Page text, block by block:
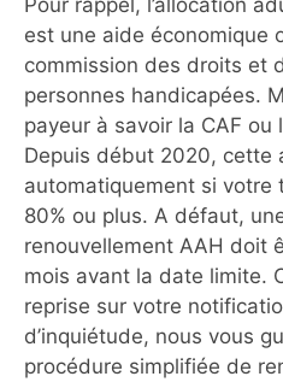
Pour rappel, l’allocation
est une aide économique
commission des droits et
personnes handicapées.
payeur à savoir la CAF ou
Depuis début 2020, cette
automatiquement si votre
80% ou plus. A défaut,
renouvellement AAH doit
mois avant la date limite.
reprise sur votre
d’inquiétude, nous vous
procédure simplifiée de